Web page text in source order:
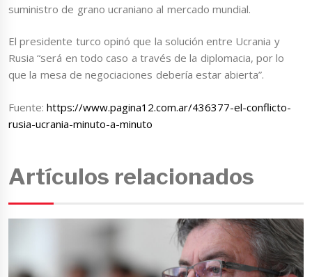
suministro de grano ucraniano al mercado mundial.
El presidente turco opinó que la solución entre Ucrania y
Rusia “será en todo caso a través de la diplomacia, por lo
que la mesa de negociaciones debería estar abierta”.
Fuente:https://www.pagina12.com.ar/436377-el-conflicto-
rusia-ucrania-minuto-a-minuto
Artículos relacionados